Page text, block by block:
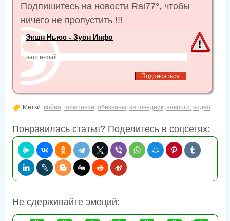
Подпишитесь на новости Rai77°, чтобы
ничего не пропустить !!!
Экшн Ньюс - Зуон Инфо
Метки: война, шимпанзе, обезьяны, заповедник, новости, видео
Понравилась статья? Поделитесь в соцсетях:
Не сдерживайте эмоций: